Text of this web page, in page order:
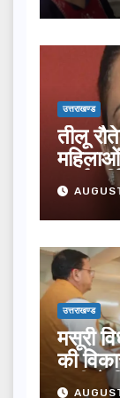
उत्तराखण्ड
तीलू
उत्तराखण्ड
मसूरी
की
धामी ने